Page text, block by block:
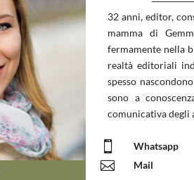
32 anni, editor,
mamma di
fermamente nella
realtà editoriali
spesso
sono a
comunicativa
 Whatsapp
 Mail